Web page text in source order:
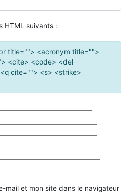
HTML suivants :
title=""> <acronym title="">
<cite> <code> <del
cite=""> <s> <strike>
mail et mon site dans le navigateur